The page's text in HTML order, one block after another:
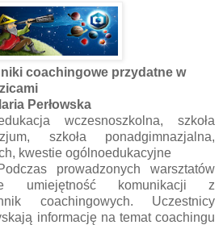
coachingowe przydatne w
Perłowska
wczesnoszkolna, szkoła
szkoła ponadgimnazjalna,
kwestie ogólnoedukacyjne
prowadzonych warsztatów
umiejętność komunikacji z
coachingowych. Uczestnicy
informację na temat coachingu